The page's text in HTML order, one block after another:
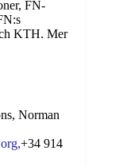
FN-
KTH. Mer
Norman
+34 914